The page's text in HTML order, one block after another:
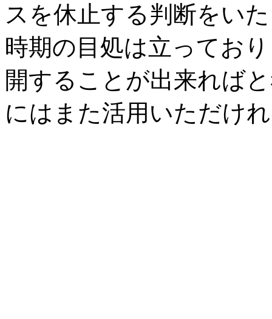
スを休止する判断をい
時期の目処は立ってお
開することが出来れば
にはまた活用いただけ